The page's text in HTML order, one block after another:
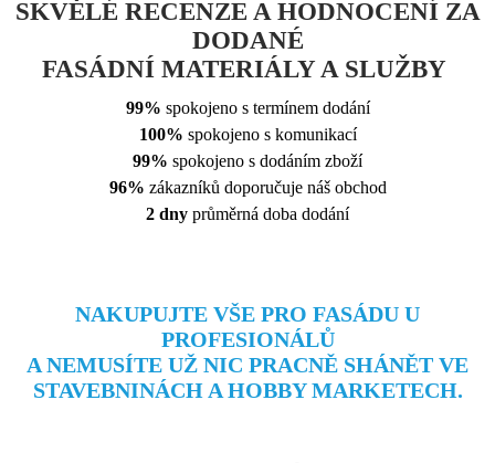
SKVĚLÉ RECENZE A HODNOCENÍ ZA
DODANÉ
FASÁDNÍ MATERIÁLY A SLUŽBY
99% spokojeno s termínem dodání
100% spokojeno s komunikací
99% spokojeno s dodáním zboží
96% zákazníků doporučuje náš obchod
2 dny průměrná doba dodání
NAKUPUJTE VŠE PRO FASÁDU U
PROFESIONÁLŮ
A NEMUSÍTE UŽ NIC PRACNĚ SHÁNĚT VE
STAVEBNINÁCH A HOBBY MARKETECH.